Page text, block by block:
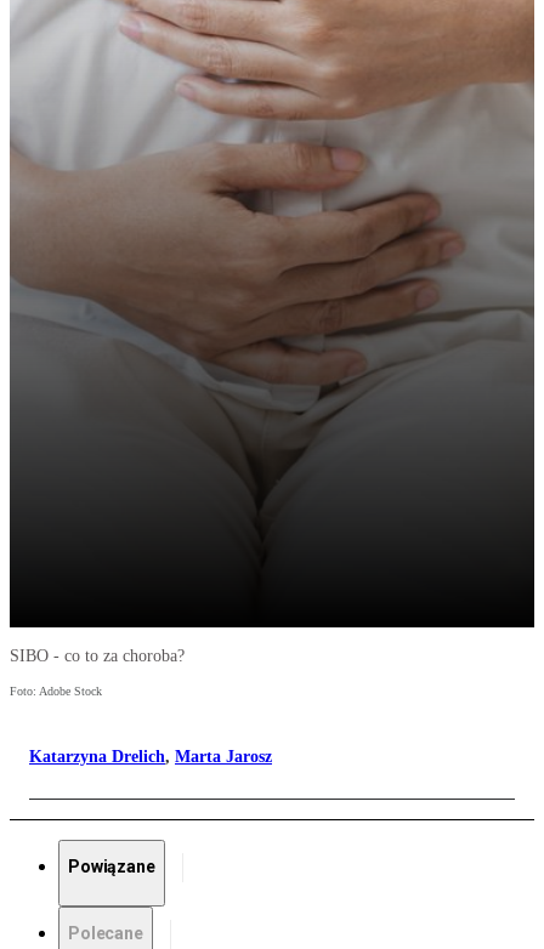
SIBO - co to za choroba?
Foto: Adobe Stock
Katarzyna Drelich, Marta Jarosz
Powiązane
Polecane